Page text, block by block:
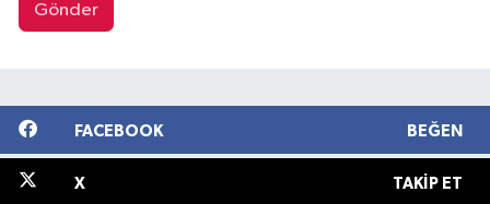
Gönder
FACEBOOK BEĞEN
X TAKIP ET